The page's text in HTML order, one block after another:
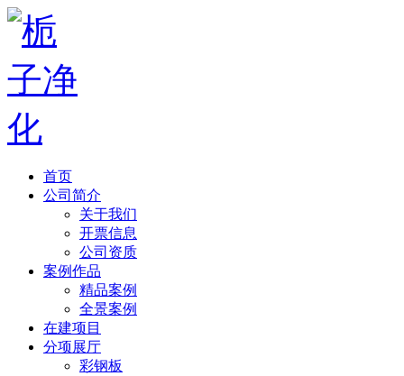
首页
公司简介
关于我们
开票信息
公司资质
案例作品
精品案例
全景案例
在建项目
分项展厅
彩钢板